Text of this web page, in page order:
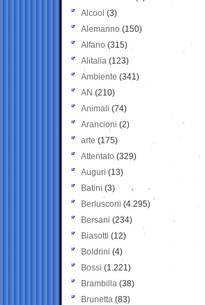
Alcool (3)
Alemanno (150)
Alfano (315)
Alitalia (123)
Ambiente (341)
AN (210)
Animali (74)
Arancioni (2)
arte (175)
Attentato (329)
Auguri (13)
Batini (3)
Berlusconi (4.295)
Bersani (234)
Biasotti (12)
Boldrini (4)
Bossi (1.221)
Brambilla (38)
Brunetta (83)